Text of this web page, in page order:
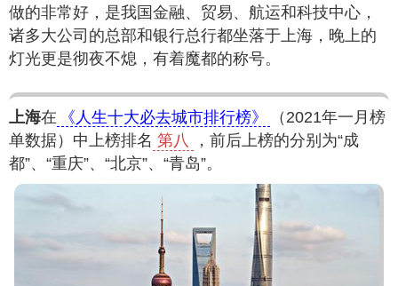
做的非常好，是我国金融、贸易、航运和科技中心，
诸多大公司的总部和银行总行都坐落于上海，晚上的
灯光更是彻夜不熄，有着魔都的称号。
上海在 《人生十大必去城市排行榜》
（2021年一月榜
单数据）中上榜排名 第八
，前后上榜的分别为“成
都”、“重庆”、“北京”、“青岛”。